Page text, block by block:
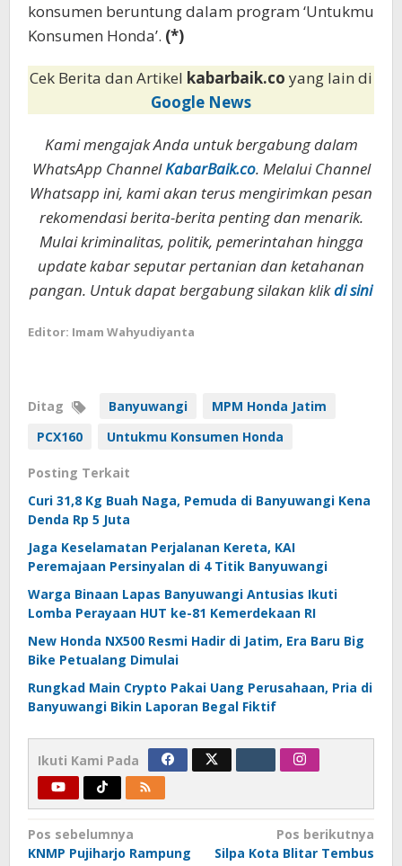
konsumen beruntung dalam program ‘Untukmu
Konsumen Honda’. (*)
Cek Berita dan Artikel kabarbaik.co yang lain di
Google News
Kami mengajak Anda untuk bergabung dalam
WhatsApp ChannelKabarBaik.co. Melalui Channel
Whatsapp ini, kami akan terus mengirimkan pesan
rekomendasi berita-berita penting dan menarik.
Mulai kriminalitas, politik, pemerintahan hingga
update kabar seputar pertanian dan ketahanan
pangan. Untuk dapat bergabung silakan klikdi sini
Editor: Imam Wahyudiyanta
Ditag Banyuwangi
MPM Honda Jatim
PCX160
Untukmu Konsumen Honda
Posting Terkait
Curi 31,8 Kg Buah Naga, Pemuda di Banyuwangi Kena
Denda Rp 5 Juta
Jaga Keselamatan Perjalanan Kereta, KAI
Peremajaan Persinyalan di 4 Titik Banyuwangi
Warga Binaan Lapas Banyuwangi Antusias Ikuti
Lomba Perayaan HUT ke-81 Kemerdekaan RI
New Honda NX500 Resmi Hadir di Jatim, Era Baru Big
Bike Petualang Dimulai
Rungkad Main Crypto Pakai Uang Perusahaan, Pria di
Banyuwangi Bikin Laporan Begal Fiktif
Ikuti Kami Pada
Navigasi
Pos sebelumnya
KNMP Pujiharjo Rampung
Pos berikutnya
Silpa Kota Blitar Tembus